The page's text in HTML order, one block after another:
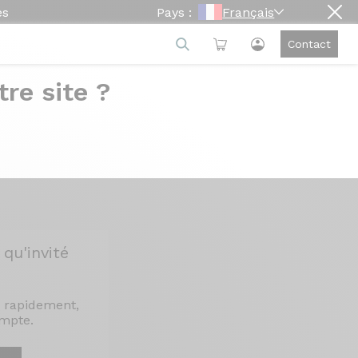
Pays : Français
Contact
site ?
rapidement,